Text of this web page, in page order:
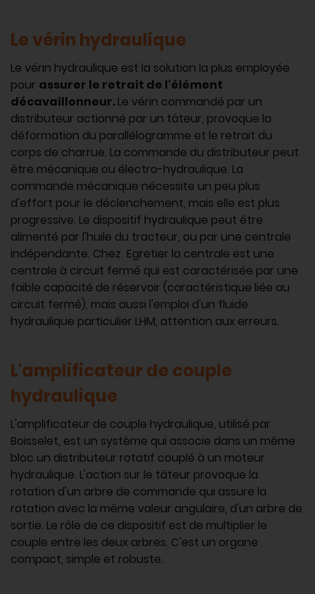
Le vérin hydraulique
Le vérin hydraulique est la solution la plus employée
pour assurer le retrait de l'élément
décavaillonneur.Le vérin commandé par un
distributeur actionné par un tâteur, provoque la
déformation du parallélogramme et le retrait du
corps de charrue. La commande du distributeur peut
être mécanique ou électro-hydraulique. La
commande mécanique nécessite un peu plus
d'effort pour le déclenchement, mais elle est plus
progressive. Le dispositif hydraulique peut être
alimenté par l'huile du tracteur, ou par une centrale
indépendante. Chez Egretier la centrale est une
centrale à circuit fermé qui est caractérisée par une
faible capacité de réservoir (caractéristique liée au
circuit fermé), mais aussi l'emploi d'un fluide
hydraulique particulier LHM, attention aux erreurs.
L'amplificateur de couple
hydraulique
L'amplificateur de couple hydraulique, utilisé par
Boisselet, est un système qui associe dans un même
bloc un distributeur rotatif couplé à un moteur
hydraulique. L'action sur le tâteur provoque la
rotation d'un arbre de commande qui assure la
rotation avec la même valeur angulaire, d'un arbre de
sortie. Le rôle de ce dispositif est de multiplier le
couple entre les deux arbres. C'est un organe
compact, simple et robuste.